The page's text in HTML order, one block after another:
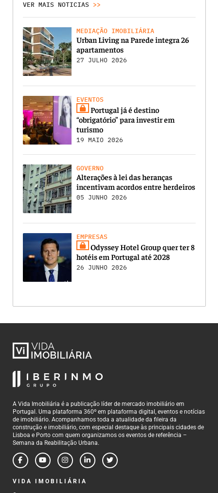
VER MAIS NOTICIAS >>
MEDIAÇÃO IMOBILIÁRIA
Urban Living na Parede integra 26
apartamentos
27 JULHO 2026
EVENTOS
Portugal já é destino
“obrigatório” para investir em
turismo
19 MAIO 2026
GOVERNO
Alterações à lei das heranças
incentivam acordos entre herdeiros
05 JUNHO 2026
EMPRESAS
Odyssey Hotel Group quer ter 8
hotéis em Portugal até 2028
26 JUNHO 2026
A Vida Imobiliária é a publicação líder de mercado imobiliário em
Portugal. Uma plataforma 360º em plataforma digital, eventos e notícias
de imobiliário. Acompanhamos toda a atualidade da fileira da
construção e imobiliário, com especial destaque às principais cidades de
Lisboa e Porto com quem organizamos os eventos de referência –
Semana da Reabilitação Urbana.
VIDA IMOBILIÁRIA